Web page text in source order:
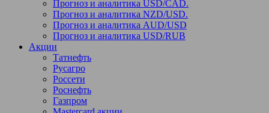
Прогноз и аналитика USD/CAD.
Прогноз и аналитика NZD/USD.
Прогноз и аналитика AUD/USD
Прогноз и аналитика USD/RUB
Акции
Татнефть
Русагро
Россети
Роснефть
Газпром